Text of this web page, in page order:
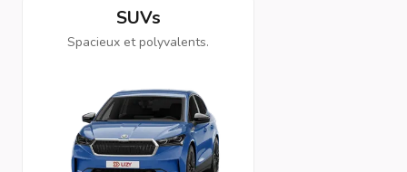
SUVs
Spacieux et polyvalents.